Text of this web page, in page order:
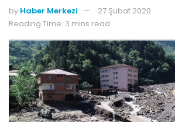
by Haber Merkezi
27 Şubat 2020
Reading Time: 3 mins read